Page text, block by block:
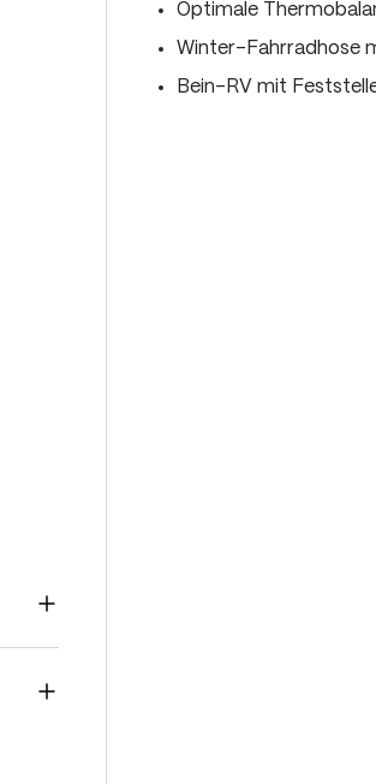
Optimale
Winter-Fahrradhose
Bein-RV mit